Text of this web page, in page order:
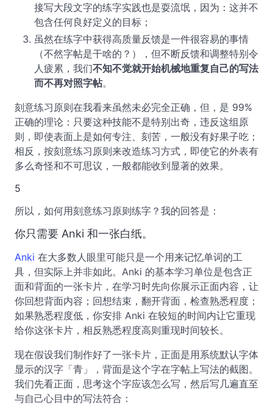
接写大段文字的练字实践也是耍流氓，因为：这并不
包含任何良好定义的目标；
虽然在练字中获得高质量反馈是一件很容易的事情
（不然字帖是干啥的？），但不断反馈和调整特别令
人疲累，我们不知不觉就开始机械地重复自己的写法
而不再对照字帖。
刻意练习原则在我看来虽然未必完全正确，但，是 99%
正确的理论：只要这种技能不是特别出奇，违反这组原
则，即使表面上是如何专注、刻苦，一般没有好果子吃；
相反，按刻意练习原则来改造练习方式，即使它的外表有
多么奇怪和不可思议，一般都能收到显著的效果。
5
所以，如何用刻意练习原则练字？我的回答是：
你只需要 Anki 和一张白纸。
Anki 在大多数人眼里可能只是一个用来记忆单词的工
具，但实际上并非如此。Anki 的基本学习单位是包含正
面和背面的一张卡片，在学习时先向你展示正面内容，让
你回想背面内容；回想结束，翻开背面，检查熟悉程度；
如果熟悉程度低，你安排 Anki 在较短的时间内让它重现
给你这张卡片，相反熟悉程度高则重现时间较长。
现在假设我们制作好了一张卡片，正面是用系统默认字体
显示的汉字「青」，背面是这个字在字帖上写法的截图。
我们先看正面，思考这个字应该怎么写，然后写几遍直至
与自己心目中的写法符合：